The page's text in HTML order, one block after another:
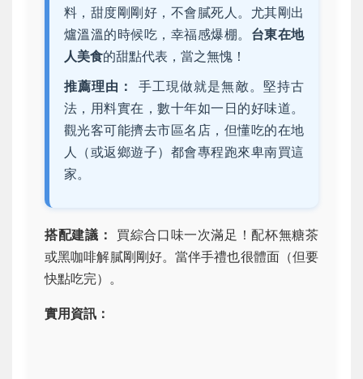
料，甜度剛剛好，不會膩死人。尤其剛出
爐溫溫的時候吃，幸福感爆棚。 台東在地
人美食的甜點代表，當之無愧！
推薦理由：
手工現做就是無敵。堅持古
法，用料實在，數十年如一日的好味道。
觀光客可能擠去市區名店，但懂吃的在地
人（或返鄉遊子）都會專程跑來卑南買這
家。
搭配建議：
買綜合口味一次滿足！配杯無糖茶
或黑咖啡解膩剛剛好。當伴手禮也很體面（但要
快點吃完）。
實用資訊：